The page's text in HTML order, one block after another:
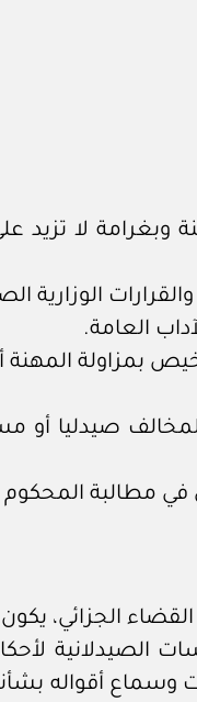
لا تزيد
الوزارية
العامة.
بمزاولة
صيدليا أو
مطالبة
الجزائي،
الصيدلانية
وسماع أقواله